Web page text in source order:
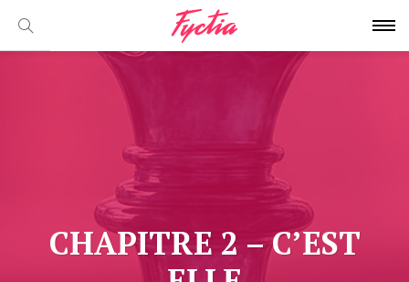
CHAPITRE 2 – C’EST